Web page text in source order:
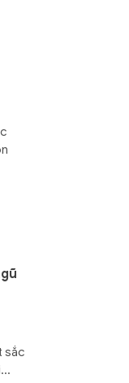
sắc